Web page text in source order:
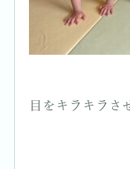
目をキラキラさ